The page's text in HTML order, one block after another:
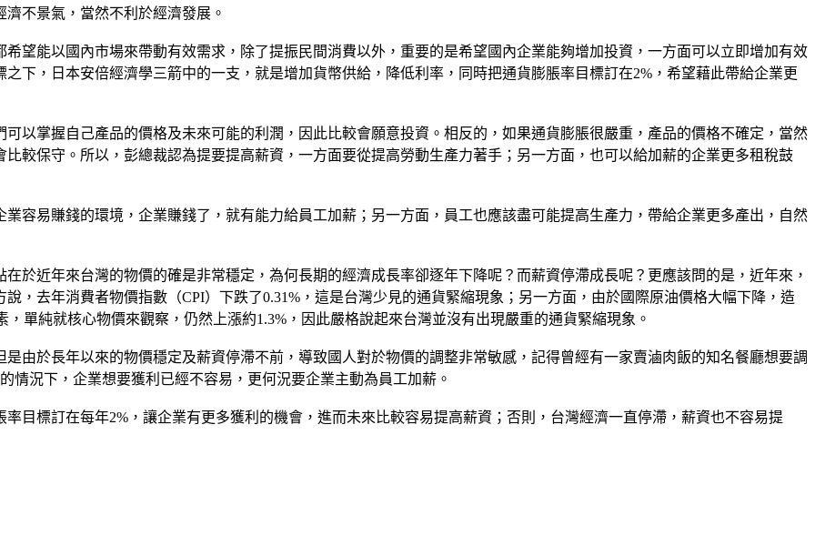
不景氣，當然不利於經濟發展。
望能以國內市場來帶動有效需求，除了提振民間消費以外，重要的是希望國內企業能夠增加投資，一方面可以立即增加有效
下，日本安倍經濟學三箭中的一支，就是增加貨幣供給，降低利率，同時把通貨膨脹率目標訂在2%，希望藉此帶給企業更
以掌握自己產品的價格及未來可能的利潤，因此比較會願意投資。相反的，如果通貨膨脹很嚴重，產品的價格不確定，當然
較保守。所以，彭總裁認為提要提高薪資，一方面要從提高勞動生產力著手；另一方面，也可以給加薪的企業更多租稅鼓
容易賺錢的環境，企業賺錢了，就有能力給員工加薪；另一方面，員工也應該盡可能提高生產力，帶給企業更多產出，自然
於近年來台灣的物價的確是非常穩定，為何長期的經濟成長率卻逐年下降呢？而薪資停滯成長呢？更應該問的是，近年來，
，去年消費者物價指數（CPI）下跌了0.31%，這是台灣少見的通貨緊縮現象；另一方面，由於國際原油價格大幅下降，造
單純就核心物價來觀察，仍然上漲約1.3%，因此嚴格說起來台灣並沒有出現嚴重的通貨緊縮現象。
由於長年以來的物價穩定及薪資停滯不前，導致國人對於物價的調整非常敏感，記得曾經有一家賣滷肉飯的知名餐廳想要調
情況下，企業想要獲利已經不容易，更何況要企業主動為員工加薪。
目標訂在每年2%，讓企業有更多獲利的機會，進而未來比較容易提高薪資；否則，台灣經濟一直停滯，薪資也不容易提